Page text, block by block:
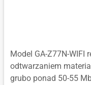
Model GA-Z77N-WIFI
odtwarzaniem
grubo ponad 50-55